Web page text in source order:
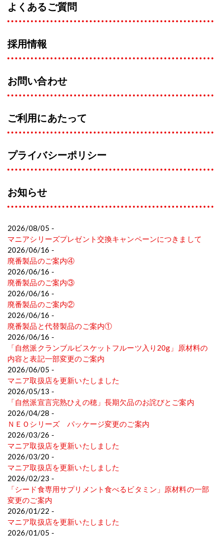
よくあるご質問
採用情報
お問い合わせ
ご利用にあたって
プライバシーポリシー
お知らせ
2026/08/05 -
マニアシリーズプレゼント交換キャンペーンにつきまして
2026/06/16 -
廃番製品のご案内④
2026/06/16 -
廃番製品のご案内③
2026/06/16 -
廃番製品のご案内②
2026/06/16 -
廃番製品と代替製品のご案内①
2026/06/16 -
「自然派クランブルビスケットフルーツ入り20g」原材料の
内容と表記一部変更のご案内
2026/06/05 -
マニア取扱店を更新いたしました
2026/05/13 -
「自然派宣言完熟ひえの穂」長期欠品のお詫びとご案内
2026/04/28 -
ＮＥＯシリーズ パッケージ変更のご案内
2026/03/26 -
マニア取扱店を更新いたしました
2026/03/20 -
マニア取扱店を更新いたしました
2026/02/23 -
「シード食専用サプリメント食べるビタミン」原材料の一部
変更のご案内
2026/01/22 -
マニア取扱店を更新いたしました
2026/01/05 -